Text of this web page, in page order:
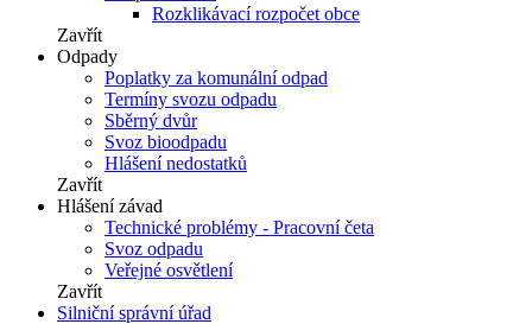
Rozklikávací rozpočet obce
Zavřít
Odpady
Poplatky za komunální odpad
Termíny svozu odpadu
Sběrný dvůr
Svoz bioodpadu
Hlášení nedostatků
Zavřít
Hlášení závad
Technické problémy - Pracovní četa
Svoz odpadu
Veřejné osvětlení
Zavřít
Silniční správní úřad